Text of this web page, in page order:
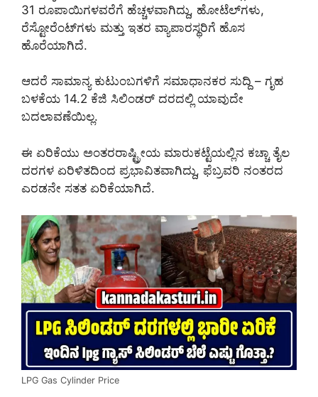
31 ರೂಪಾಯಿಗಳವರೆಗೆ ಹೆಚ್ಚಳವಾಗಿದ್ದು, ಹೋಟೆಲ್‌ಗಳು,
ರೆಸ್ಟೋರೆಂಟ್‌ಗಳು ಮತ್ತು ಇತರ ವ್ಯಾಪಾರಸ್ಥರಿಗೆ ಹೊಸ
ಹೊರೆಯಾಗಿದೆ.
ಆದರೆ ಸಾಮಾನ್ಯ ಕುಟುಂಬಗಳಿಗೆ ಸಮಾಧಾನಕರ ಸುದ್ದಿ – ಗೃಹ
ಬಳಕೆಯ 14.2 ಕೆಜಿ ಸಿಲಿಂಡರ್ ದರದಲ್ಲಿ ಯಾವುದೇ
ಬದಲಾವಣೆಯಿಲ್ಲ.
ಈ ಏರಿಕೆಯು ಅಂತರರಾಷ್ಟ್ರೀಯ ಮಾರುಕಟ್ಟೆಯಲ್ಲಿನ ಕಚ್ಚಾ ತೈಲ
ದರಗಳ ಏರಿಳಿತದಿಂದ ಪ್ರಭಾವಿತವಾಗಿದ್ದು, ಫೆಬ್ರವರಿ ನಂತರದ
ಎರಡನೇ ಸತತ ಏರಿಕೆಯಾಗಿದೆ.
LPG Gas Cylinder Price